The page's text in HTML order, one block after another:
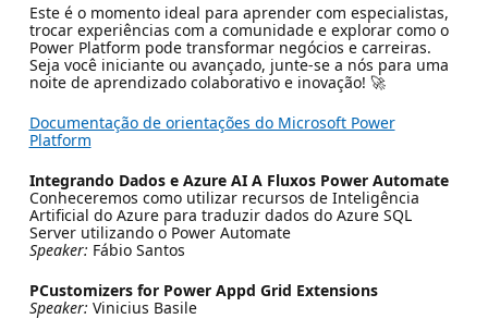
Este é o momento ideal para aprender com especialistas,
trocar experiências com a comunidade e explorar como o
Power Platform pode transformar negócios e carreiras.
Seja você iniciante ou avançado, junte-se a nós para uma
noite de aprendizado colaborativo e inovação! 🚀
Documentação de orientações do Microsoft Power
Platform
Integrando Dados e Azure AI A Fluxos Power Automate
Conheceremos como utilizar recursos de Inteligência
Artificial do Azure para traduzir dados do Azure SQL
Server utilizando o Power Automate
Speaker: Fábio Santos
PCustomizers for Power Appd Grid Extensions
Speaker: Vinicius Basile